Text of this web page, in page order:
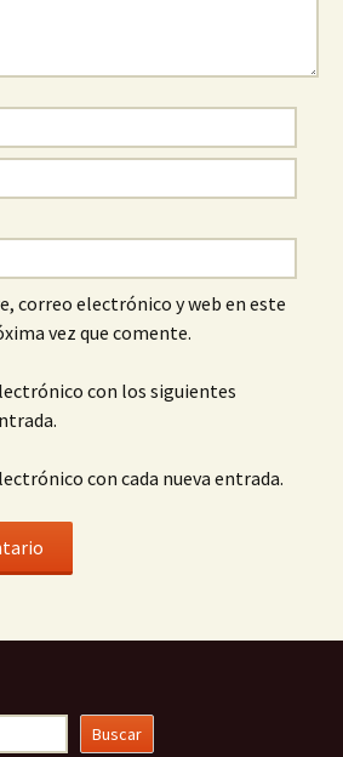
correo electrónico y web en este
vez que comente.
con los siguientes
con cada nueva entrada.
Buscar